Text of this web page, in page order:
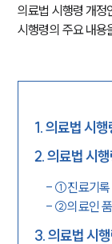
의료법 시행령 개정
시행령의 주요 내용
1.의료법 시행
2.의료법 시
- ①진료기록
- ②의료인 품
3.의료법 시